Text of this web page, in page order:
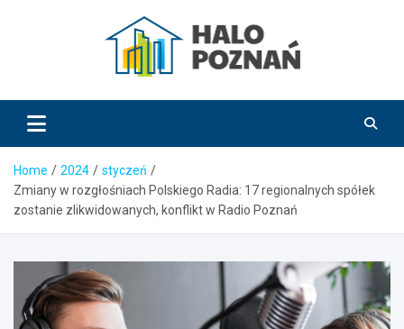
HaloPoznań.pl
Home 2024
styczeń
Zmiany w rozgłośniach Polskiego Radia: 17 regionalnych spółek
zostanie zlikwidowanych, konflikt w Radio Poznań